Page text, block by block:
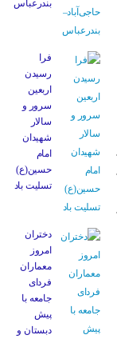
بندرعباس
فرا
رسیدن
اربعین
سرور و
سالار
شهیدان
امام
حسین(ع)
تسلیت باد
دختران
امروز
معماران
فردای
جامعه با
پیش
دبستان و